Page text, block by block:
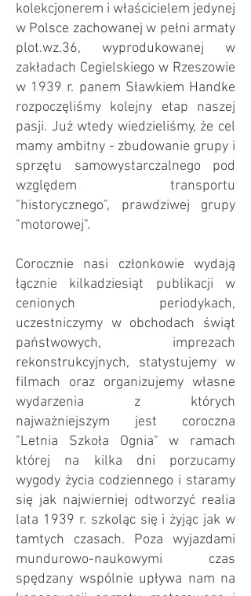
kolekcjonerem i właścicielem jedynej
w Polsce zachowanej w pełni armaty
plot.wz.36, wyprodukowanej w
zakładach Cegielskiego w Rzeszowie
w 1939 r. panem Sławkiem Handke
rozpoczęliśmy kolejny etap naszej
pasji. Już wtedy wiedzieliśmy, że cel
mamy ambitny - zbudowanie grupy i
sprzętu samowystarczalnego pod
względem transportu
"historycznego", prawdziwej grupy
"motorowej".
Corocznie nasi członkowie wydają
łącznie kilkadziesiąt publikacji w
cenionych periodykach,
uczestniczymy w obchodach świąt
państwowych, imprezach
rekonstrukcyjnych, statystujemy w
filmach oraz organizujemy własne
wydarzenia z których
najważniejszym jest coroczna
"Letnia Szkoła Ognia" w ramach
której na kilka dni porzucamy
wygody życia codziennego i staramy
się jak najwierniej odtworzyć realia
lata 1939 r. szkoląc się i żyjąc jak w
tamtych czasach. Poza wyjazdami
mundurowo-naukowymi czas
spędzany wspólnie upływa nam na